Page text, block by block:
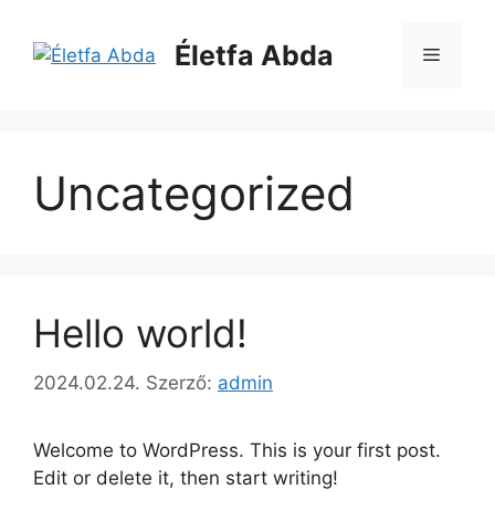
Életfa Abda
Uncategorized
Hello world!
2024.02.24. Szerző: admin
Welcome to WordPress. This is your first post.
Edit or delete it, then start writing!